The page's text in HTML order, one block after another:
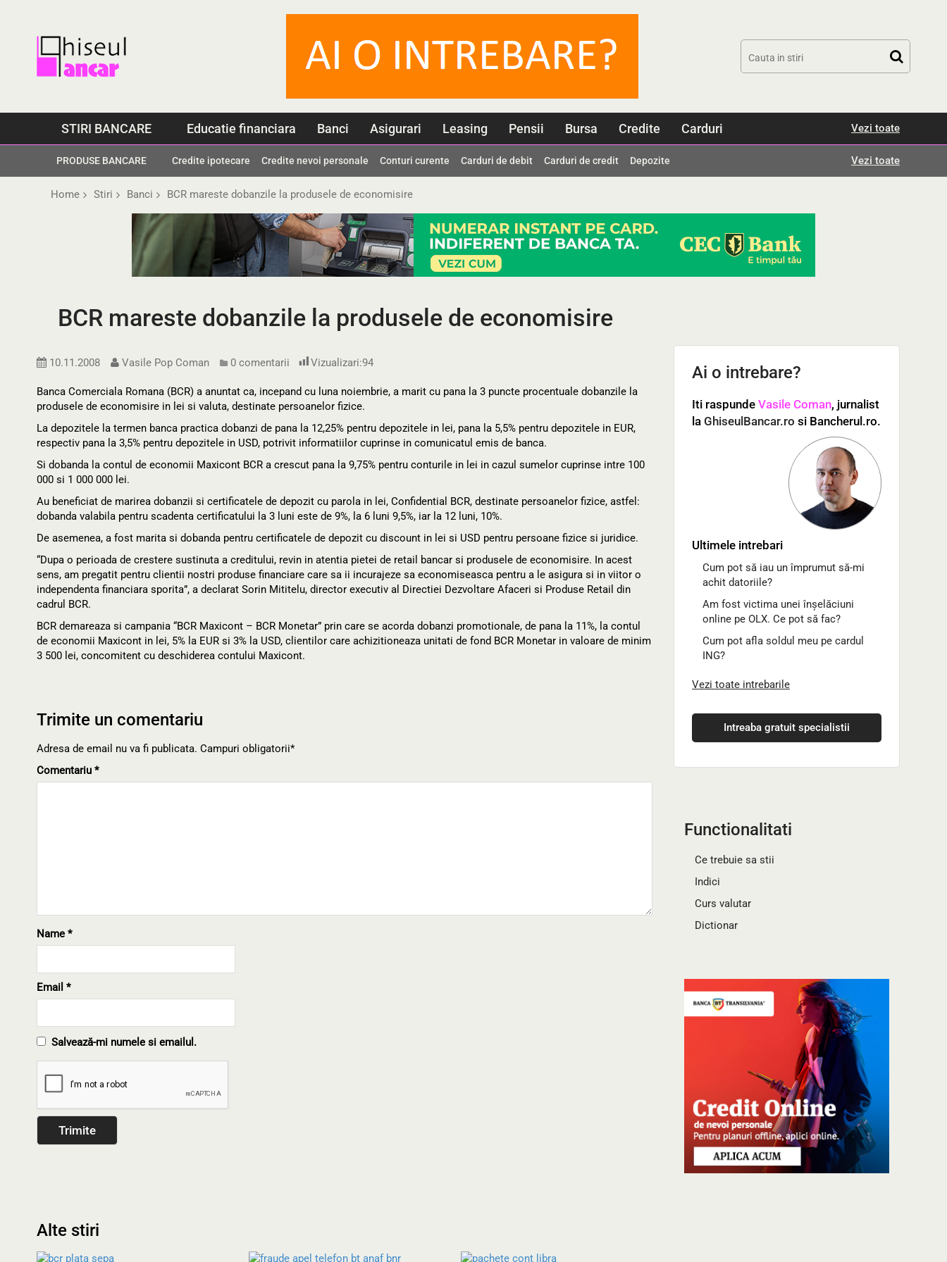
STIRI BANCARE Educatie financiara Banci Asigurari Leasing Pensii Bursa Credite Carduri Vezi toate
PRODUSE BANCARE Credite ipotecare Credite nevoi personale Conturi curente Carduri de debit Carduri de credit Depozite Vezi toate
Home Stiri Banci BCR mareste dobanzile la produsele de economisire
BCR mareste dobanzile la produsele de economisire
10.11.2008 Vasile Pop Coman 0 comentarii Vizualizari:94
Banca Comerciala Romana (BCR) a anuntat ca, incepand cu luna noiembrie, a marit cu pana la 3 puncte procentuale dobanzile la
produsele de economisire in lei si valuta, destinate persoanelor fizice.
La depozitele la termen banca practica dobanzi de pana la 12,25% pentru depozitele in lei, pana la 5,5% pentru depozitele in EUR,
respectiv pana la 3,5% pentru depozitele in USD, potrivit informatiilor cuprinse in comunicatul emis de banca.
Si dobanda la contul de economii Maxicont BCR a crescut pana la 9,75% pentru conturile in lei in cazul sumelor cuprinse intre 100
000 si 1 000 000 lei.
Au beneficiat de marirea dobanzii si certificatele de depozit cu parola in lei, Confidential BCR, destinate persoanelor fizice, astfel:
dobanda valabila pentru scadenta certificatului la 3 luni este de 9%, la 6 luni 9,5%, iar la 12 luni, 10%.
De asemenea, a fost marita si dobanda pentru certificatele de depozit cu discount in lei si USD pentru persoane fizice si juridice.
“Dupa o perioada de crestere sustinuta a creditului, revin in atentia pietei de retail bancar si produsele de economisire. In acest
sens, am pregatit pentru clientii nostri produse financiare care sa ii incurajeze sa economiseasca pentru a le asigura si in viitor o
independenta financiara sporita”, a declarat Sorin Mititelu, director executiv al Directiei Dezvoltare Afaceri si Produse Retail din
cadrul BCR.
BCR demareaza si campania “BCR Maxicont – BCR Monetar” prin care se acorda dobanzi promotionale, de pana la 11%, la contul
de economii Maxicont in lei, 5% la EUR si 3% la USD, clientilor care achizitioneaza unitati de fond BCR Monetar in valoare de minim
3 500 lei, concomitent cu deschiderea contului Maxicont.
Trimite un comentariu
Adresa de email nu va fi publicata. Campuri obligatorii*
Comentariu *
Name *
Email *
Salvează-mi numele si emailul.
Alte stiri
Ai o intrebare?
Iti raspunde Vasile Coman, jurnalist
la GhiseulBancar.ro si Bancherul.ro.
Ultimele intrebari
Cum pot să iau un împrumut să-mi
achit datoriile?
Am fost victima unei înșelăciuni
online pe OLX. Ce pot să fac?
Cum pot afla soldul meu pe cardul
ING?
Vezi toate intrebarile
Intreaba gratuit specialistii
Functionalitati
Ce trebuie sa stii
Indici
Curs valutar
Dictionar